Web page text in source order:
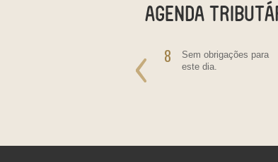
8
Sem obrigações para
este dia.